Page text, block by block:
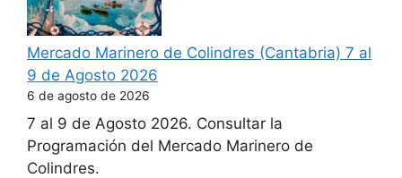
Mercado Marinero de Colindres (Cantabria) 7 al
9 de Agosto 2026
6 de agosto de 2026
7 al 9 de Agosto 2026. Consultar la
Programación del Mercado Marinero de
Colindres.